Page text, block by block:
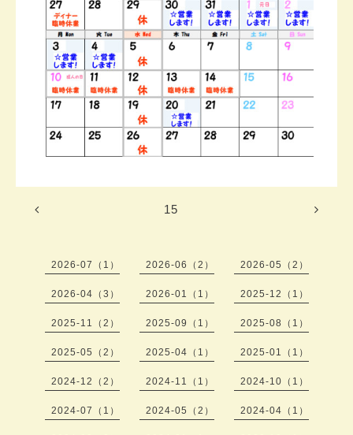
15
2026-07（1） 2026-06（2） 2026-05（2）
2026-04（3） 2026-01（1） 2025-12（1）
2025-11（2） 2025-09（1） 2025-08（1）
2025-05（2） 2025-04（1） 2025-01（1）
2024-12（2） 2024-11（1） 2024-10（1）
2024-07（1） 2024-05（2） 2024-04（1）